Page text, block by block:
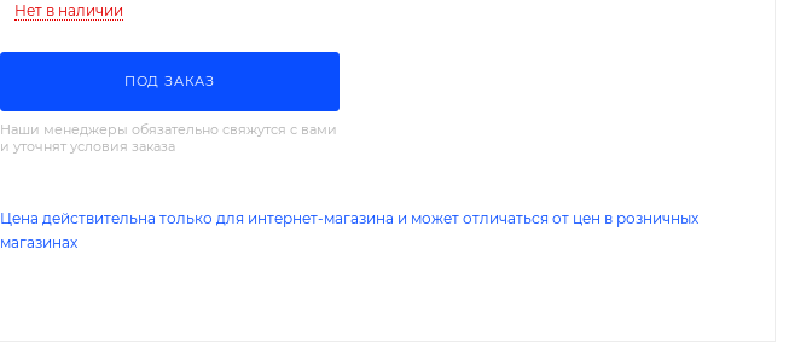
Нет в наличии
ПОД ЗАКАЗ
Наши менеджеры обязательно свяжутся с вами
и уточнят условия заказа
Цена действительна только для интернет-магазина и может отличаться от цен в розничных
магазинах